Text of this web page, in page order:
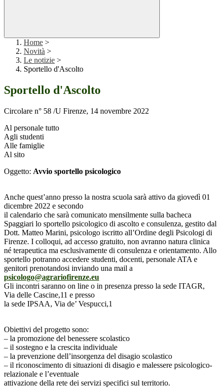
Home >
Novità >
Le notizie >
Sportello d'Ascolto
Sportello d'Ascolto
Circolare n° 58 /U Firenze, 14 novembre 2022
Al personale tutto
Agli studenti
Alle famiglie
Al sito
Oggetto: Avvio sportello psicologico
Anche quest’anno presso la nostra scuola sarà attivo da giovedì 01
dicembre 2022 e secondo
il calendario che sarà comunicato mensilmente sulla bacheca
Spaggiari lo sportello psicologico di ascolto e consulenza, gestito dal
Dott. Matteo Marini, psicologo iscritto all’Ordine degli Psicologi di
Firenze. I colloqui, ad accesso gratuito, non avranno natura clinica
né terapeutica ma esclusivamente di consulenza e orientamento. Allo
sportello potranno accedere studenti, docenti, personale ATA e
genitori prenotandosi inviando una mail a
psicologo@agrariofirenze.eu
Gli incontri saranno on line o in presenza presso la sede ITAGR,
Via delle Cascine,11 e presso
la sede IPSAA, Via de’ Vespucci,1
Obiettivi del progetto sono:
– la promozione del benessere scolastico
– il sostegno e la crescita individuale
– la prevenzione dell’insorgenza del disagio scolastico
– il riconoscimento di situazioni di disagio e malessere psicologico-
relazionale e l’eventuale
attivazione della rete dei servizi specifici sul territorio.